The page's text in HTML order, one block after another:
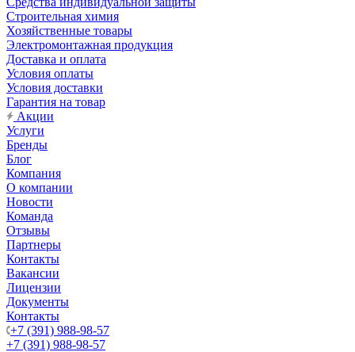
Строительная химия
Хозяйственные товары
Электромонтажная продукция
Доставка и оплата
Условия оплаты
Условия доставки
Гарантия на товар
Акции
Услуги
Бренды
Блог
Компания
О компании
Новости
Команда
Отзывы
Партнеры
Контакты
Вакансии
Лицензии
Документы
Контакты
+7 (391) 988-98-57
+7 (391) 988-98-57